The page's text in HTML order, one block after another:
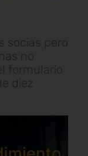
socias pero
no
formulario
diez